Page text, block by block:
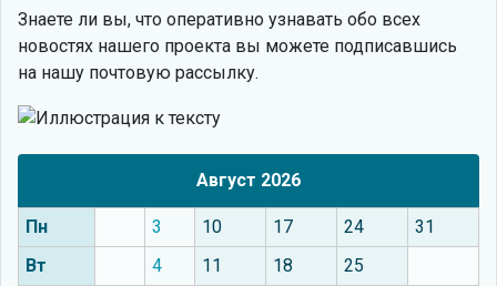
Знаете ли вы, что оперативно узнавать обо всех
новостях нашего проекта вы можете подписавшись
на нашу почтовую рассылку.
Август 2026
Пн 3 10 17 24
31
Вт
4 11 18
25